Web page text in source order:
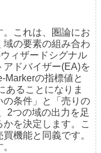
。これは、圏論にお
の要素の組み合わ
ィザードシグナル
ドバイザー(EA)を
Markerの指標値と
あることになりま
の条件」と「売りの
2つの域の出力を足
を決定します。こ
機能と同義です。